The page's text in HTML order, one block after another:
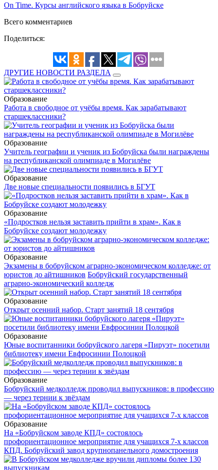
On Time. Курсы английского языка в Бобруйске
Всего комментариев
Поделиться:
ДРУГИЕ НОВОСТИ РАЗДЕЛА
Образование
Работа в свободное от учёбы время. Как зарабатывают
старшеклассники?
Образование
Учитель географии и ученик из Бобруйска были награждены
на республиканской олимпиаде в Могилёве
Образование
Две новые специальности появились в БГУТ
Образование
«Подростков нельзя заставить прийти в храм». Как в
Бобруйске создают молодежку
Образование
Экзамены в бобруйском аграрно-экономическом колледже: от
юристов до айтишников Бобруйский государственный
аграрно-экономический колледж
Образование
Открыт осенний набор. Старт занятий 18 сентября
Образование
Юные воспитанники бобруйского лагеря «Пируэт» посетили
библиотеку имени Евфросинии Полоцкой
Образование
Бобруйский медколледж проводил выпускников: в профессию
— через тернии к звёздам
Образование
На «Бобруйском заводе КПД» состоялось
профориентационное мероприятие для учащихся 7-х классов
КПД. Бобруйский завод крупнопанельного домостроения